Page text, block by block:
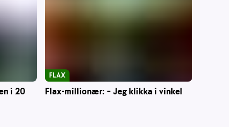
i 20 Flax-millionær: – Jeg klikka i vinkel
FLAX